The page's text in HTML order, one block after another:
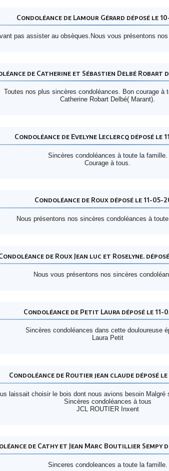
Condoléance de Lamour Gérard déposé le
pas assister au obsèques.Nous vous présentons
de Catherine et Sébastien Delbé Robart
Toutes nos plus sincères condoléances. Bon courage à
Catherine Robart Delbé( Marant).
Condoléance de Evelyne Leclercq déposé le
Sincères condoléances à toute la famille.
Courage à tous.
Condoléance de Roux déposé le 11-05-
Nous présentons nos sincères condoléances à
de Roux Jean luc et Roselyne.
Nous vous présentons nos sincères
Condoléance de Petit Laura déposé le 11-
Sincères condoléances dans cette douloureuse
Laura Petit
Condoléance de Routier jean claude déposé le
laissait choisir le bois dont nous avions besoin
Sincères condoléances à tous
JCL ROUTIER Inxent
de Cathy et Jean Marc Boutillier Sempy
Sinceres condoleances a toute la famille.